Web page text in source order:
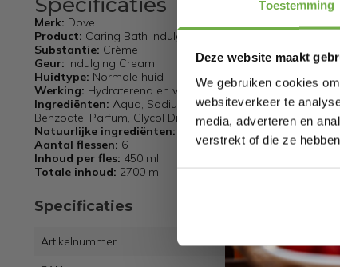
Toestemming
Deze website maakt
We gebruiken cookies
websiteverkeer te
media, adverteren en
verstrekt of die ze
Merk: Dove
Product: Caring Bath Indulging Cream Badcrème
Substantie: Crème
Geur: Indulging Cream
Huidtype: Normale huid
Werking: Hydraterend en verfrissend
Ingrediënten: Aqua, Sodium Laureth Sulfate, Glycerin,
Benzoate, Parfum, Glycol Distearate, Sodium Hydroxide,
Natuurlijke ingrediënten:
Aantal flessen: 6
Inhoud per fles: 450 ml
Totale inhoud: 2700 ml
Specificaties
Artikelnummer